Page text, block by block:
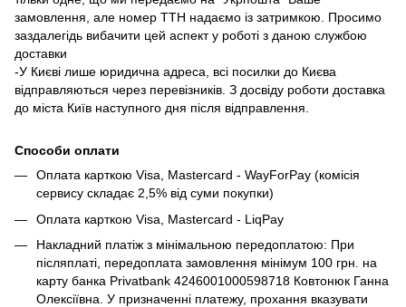
замовлення, але номер ТТН надаємо із затримкою. Просимо
заздалегідь вибачити цей аспект у роботі з даною службою
доставки
-У Києві лише юридична адреса, всі посилки до Києва
відправляються через перевізників. З досвіду роботи доставка
до міста Київ наступного дня після відправлення.
Способи оплати
Оплата карткою Visa, Mastercard - WayForPay (комісія
сервису складає 2,5% від суми покупки)
Оплата карткою Visa, Mastercard - LiqPay
Накладний платіж з мінімальною передоплатою: При
післяплаті, передоплата замовлення мінімум 100 грн. на
карту банка Privatbank 4246001000598718 Ковтонюк Ганна
Олексіївна. У призначенні платежу, прохання вказувати